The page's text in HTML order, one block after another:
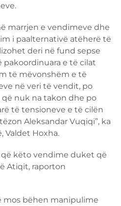
marrjen e vendimeve dhe
i paalternativë atëherë të
deri në fund sepse
e të cilat
të mëvonshëm e të
në veri të vendit, po
nuk na takon dhe po
të tensioneve e të cilën
Aleksandar Vuqiqi”, ka
Valdet Hoxha.
këto vendime duket që
Atiqit, raporton
mos bëhen manipulime